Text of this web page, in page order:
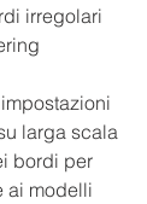
irregolari
larga scala
bordi per
ai modelli